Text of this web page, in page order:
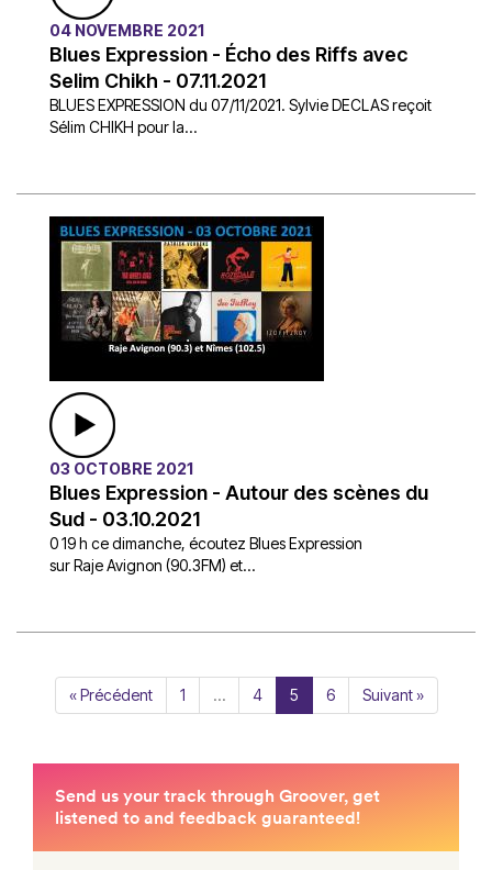
04 NOVEMBRE 2021
Blues Expression - Écho des Riffs avec
Selim Chikh - 07.11.2021
BLUES EXPRESSION du 07/11/2021. Sylvie DECLAS reçoit
Sélim CHIKH pour la...
03 OCTOBRE 2021
Blues Expression - Autour des scènes du
Sud - 03.10.2021
0 19 h ce dimanche, écoutez Blues Expression
sur Raje Avignon (90.3FM) et...
« Précédent 1 … 4 5 6 Suivant »